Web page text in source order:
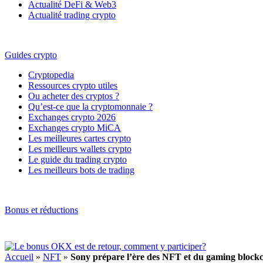
Actualité DeFi & Web3
Actualité trading crypto
Guides crypto
Cryptopedia
Ressources crypto utiles
Ou acheter des cryptos ?
Qu’est-ce que la cryptomonnaie ?
Exchanges crypto 2026
Exchanges crypto MiCA
Les meilleures cartes crypto
Les meilleurs wallets crypto
Le guide du trading crypto
Les meilleurs bots de trading
Bonus et réductions
Accueil » NFT » Sony prépare l’ère des NFT et du gaming